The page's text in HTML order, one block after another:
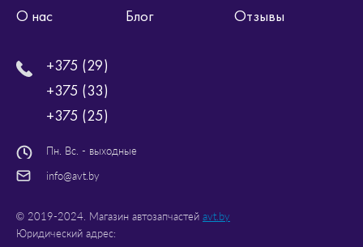
О нас
Блог Отзывы
+375 (29)
+375 (33)
+375 (25)
Пн. Вс. - выходные
info@avt.by
© 2019-2024. Магазин автозапчастей avt.by
Юридический адрес: